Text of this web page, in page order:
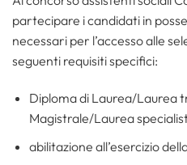
partecipare i candidati in
necessari per l’accesso alle
seguenti requisiti specifici:
Diploma di Laurea/Laurea
Magistrale/Laurea
abilitazione all’esercizio